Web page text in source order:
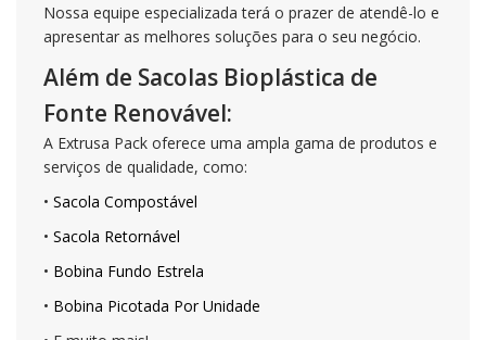
Nossa equipe especializada terá o prazer de atendê-lo e
apresentar as melhores soluções para o seu negócio.
Além de Sacolas Bioplástica de
Fonte Renovável:
A Extrusa Pack oferece uma ampla gama de produtos e
serviços de qualidade, como:
• Sacola Compostável
• Sacola Retornável
• Bobina Fundo Estrela
• Bobina Picotada Por Unidade